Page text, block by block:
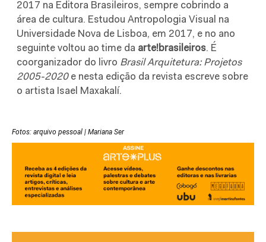
2017 na Editora Brasileiros, sempre cobrindo a
área de cultura. Estudou Antropologia Visual na
Universidade Nova de Lisboa, em 2017, e no ano
seguinte voltou ao time da arte!brasileiros. É
coorganizador do livro Brasil Arquitetura: Projetos
2005-2020 e nesta edição da revista escreve sobre
o artista Isael Maxakalí.
Fotos: arquivo pessoal | Mariana Ser